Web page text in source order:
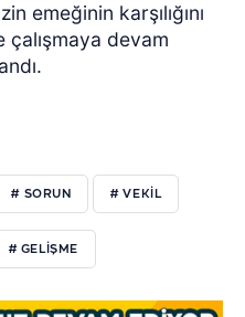
emeğinin karşılığını
çalışmaya devam
# SORUN # VEKİL
# GELİŞME